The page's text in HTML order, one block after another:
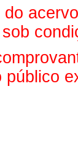
do
público